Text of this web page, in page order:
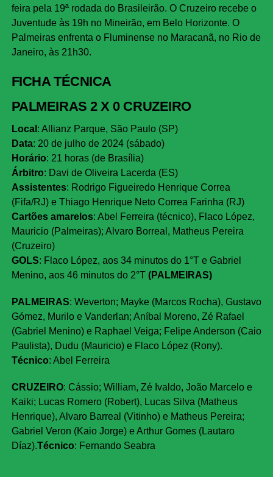
feira pela 19ª rodada do Brasileirão. O Cruzeiro recebe o
Juventude às 19h no Mineirão, em Belo Horizonte. O
Palmeiras enfrenta o Fluminense no Maracanã, no Rio de
Janeiro, às 21h30.
FICHA TÉCNICA
PALMEIRAS 2 X 0 CRUZEIRO
Local : Allianz Parque, São Paulo (SP)
Data: 20 de julho de 2024 (sábado)
Horário: 21 horas (de Brasília)
Árbitro: Davi de Oliveira Lacerda (ES)
Assistentes: Rodrigo Figueiredo Henrique Correa
(Fifa/RJ) e Thiago Henrique Neto Correa Farinha (RJ)
Cartões amarelos: Abel Ferreira (técnico), Flaco López,
Mauricio (Palmeiras); Alvaro Borreal, Matheus Pereira
(Cruzeiro)
GOLS: Flaco López, aos 34 minutos do 1°T e Gabriel
Menino, aos 46 minutos do 2°T (PALMEIRAS)
PALMEIRAS: Weverton; Mayke (Marcos Rocha), Gustavo
Gómez, Murilo e Vanderlan; Aníbal Moreno, Zé Rafael
(Gabriel Menino) e Raphael Veiga; Felipe Anderson (Caio
Paulista), Dudu (Mauricio) e Flaco López (Rony).
Técnico: Abel Ferreira
CRUZEIRO: Cássio; William, Zé Ivaldo, João Marcelo e
Kaiki; Lucas Romero (Robert), Lucas Silva (Matheus
Henrique), Alvaro Barreal (Vitinho) e Matheus Pereira;
Gabriel Veron (Kaio Jorge) e Arthur Gomes (Lautaro
Díaz).Técnico: Fernando Seabra